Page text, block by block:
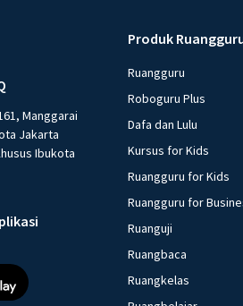
Manggarai
Jakarta
Ibukota
Produk
Ruangguru
Roboguru Plus
Dafa dan Lulu
Kursus for Kids
Ruangguru for Kids
Ruangguru for
Ruanguji
Ruangbaca
Ruangkelas